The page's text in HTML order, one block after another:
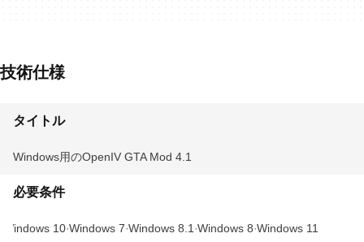
技術仕様
タイトル
Windows用のOpenIV GTA Mod 4.1
必要条件
Windows 10 Windows 7 Windows 8.1 Windows 8 Windows 11